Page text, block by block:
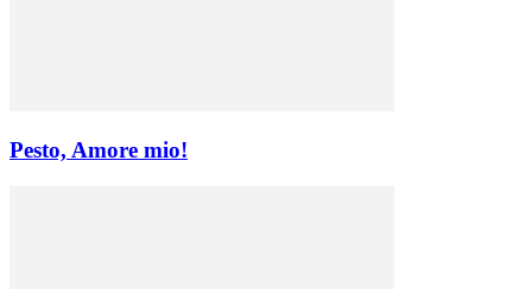
Pesto, Amore mio!